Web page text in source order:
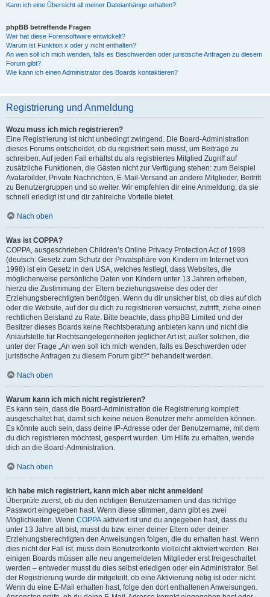
Kann ich eine Übersicht all meiner Dateianhänge erhalten?
phpBB betreffende Fragen
Wer hat diese Forensoftware entwickelt?
Warum ist Funktion x oder y nicht enthalten?
An wen soll ich mich wenden, falls es Beschwerden oder juristische Anfragen zu diesem
Forum gibt?
Wie kann ich einen Administrator des Boards kontaktieren?
Registrierung und Anmeldung
Wozu muss ich mich registrieren?
Eine Registrierung ist nicht unbedingt zwingend. Die Board-Administration
dieses Forums entscheidet, ob du registriert sein musst, um Beiträge zu
schreiben. Auf jeden Fall erhältst du als registriertes Mitglied Zugriff auf
zusätzliche Funktionen, die Gästen nicht zur Verfügung stehen: zum Beispiel
Avatarbilder, Private Nachrichten, E-Mail-Versand an andere Mitglieder, Beitritt
zu Benutzergruppen und so weiter. Wir empfehlen dir eine Anmeldung, da sie
schnell erledigt ist und dir zahlreiche Vorteile bietet.
Nach oben
Was ist COPPA?
COPPA, ausgeschrieben Children’s Online Privacy Protection Act of 1998
(deutsch: Gesetz zum Schutz der Privatsphäre von Kindern im Internet von
1998) ist ein Gesetz in den USA, welches festlegt, dass Websites, die
möglicherweise persönliche Daten von Kindern unter 13 Jahren erheben,
hierzu die Zustimmung der Eltern beziehungsweise des oder der
Erziehungsberechtigten benötigen. Wenn du dir unsicher bist, ob dies auf dich
oder die Website, auf der du dich zu registrieren versuchst, zutrifft, ziehe einen
rechtlichen Beistand zu Rate. Bitte beachte, dass phpBB Limited und der
Besitzer dieses Boards keine Rechtsberatung anbieten kann und nicht die
Anlaufstelle für Rechtsangelegenheiten jeglicher Art ist; außer solchen, die
unter der Frage „An wen soll ich mich wenden, falls es Beschwerden oder
juristische Anfragen zu diesem Forum gibt?“ behandelt werden.
Nach oben
Warum kann ich mich nicht registrieren?
Es kann sein, dass die Board-Administration die Registrierung komplett
ausgeschaltet hat, damit sich keine neuen Benutzer mehr anmelden können.
Es könnte auch sein, dass deine IP-Adresse oder der Benutzername, mit dem
du dich registrieren möchtest, gesperrt wurden. Um Hilfe zu erhalten, wende
dich an die Board-Administration.
Nach oben
Ich habe mich registriert, kann mich aber nicht anmelden!
Überprüfe zuerst, ob du den richtigen Benutzernamen und das richtige
Passwort eingegeben hast. Wenn diese stimmen, dann gibt es zwei
Möglichkeiten. Wenn COPPA aktiviert ist und du angegeben hast, dass du
unter 13 Jahre alt bist, musst du bzw. einer deiner Eltern oder deiner
Erziehungsberechtigten den Anweisungen folgen, die du erhalten hast. Wenn
dies nicht der Fall ist, muss dein Benutzerkonto vielleicht aktiviert werden. Bei
einigen Boards müssen alle neu angemeldeten Mitglieder erst freigeschaltet
werden – entweder musst du dies selbst erledigen oder ein Administrator. Bei
der Registrierung wurde dir mitgeteilt, ob eine Aktivierung nötig ist oder nicht.
Wenn du eine E-Mail erhalten hast, folge den dort enthaltenen Anweisungen.